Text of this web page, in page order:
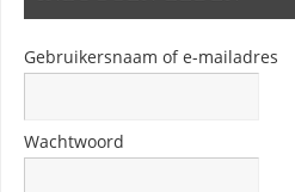
Gebruikersnaam of e-mailadres
Wachtwoord